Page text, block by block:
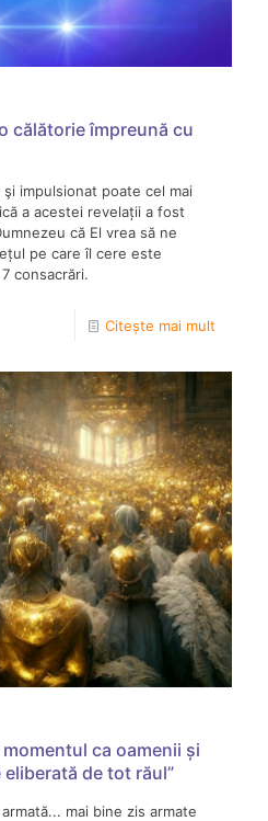
călătorie împreună cu
impulsionat poate cel mai
a acestei revelații a fost
că El vrea să ne
pe care îl cere este
consacrări.
Citește mai mult
ca oamenii și
de tot răul”
mai bine zis armate